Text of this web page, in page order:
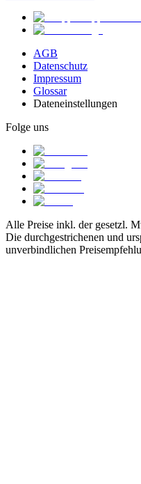
AGB
Datenschutz
Impressum
Glossar
Dateneinstellungen
Folge uns
Alle Preise inkl. der gesetzl.
Die durchgestrichenen und
unverbindlichen